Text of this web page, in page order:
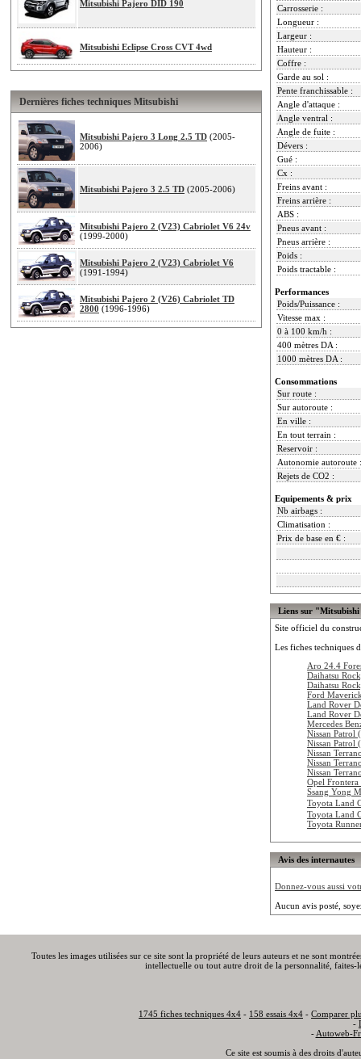
Mitsubishi Pajero DID 190
Mitsubishi Eclipse Cross CVT 4wd
Dernières fiches techniques Mitsubishi
Mitsubishi Pajero 3 Long 2.5 TD (2005-
2006)
Mitsubishi Pajero 3 2.5 TD (2005-2006)
Mitsubishi Pajero 2 (V23) Cabriolet V6 24v
(1999-2000)
Mitsubishi Pajero 2 (V23) Cabriolet V6
(1991-1994)
Mitsubishi Pajero 2 (V26) Cabriolet TD
2800 (1996-1996)
Carrosserie :
Longueur :
Largeur :
Hauteur :
Coffre :
Garde au sol :
Pente franchissable :
Angle d'attaque :
Angle ventral :
Angle de fuite :
Dévers :
Gué :
Cx :
Freins avant :
Freins arrière :
ABS :
Pneus avant :
Pneus arrière :
Poids :
Poids tractable :
Performances
Poids/Puissance :
Vitesse max :
0 à 100 km/h :
400 mètres DA :
1000 mètres DA :
Consommations
Sur route :
Sur autoroute :
En ville :
En tout terrain :
Reservoir :
Autonomie autoroute :
Rejets de CO2 :
Equipements & prix
Nb airbags :
Climatisation :
Prix de base en € :
Liens sur
Site officiel du
Les fiches techniques
Aro 24.4
Daihatsu
Daihatsu
Ford
Land Rover
Land Rover
Mercedes
Nissan Patrol
Nissan Patrol
Nissan
Nissan
Nissan
Opel
Ssang Yong
Toyota Land
Toyota Land
Toyota
Avis des internautes
Donnez-vous aussi
Aucun avis posté,
Toutes les images utilisées sur ce site sont la propriété de leurs auteurs et ne sont
intellectuelle ou tout autre droit de la personnalité,
1745 fiches techniques 4x4 - 158 essais 4x4 - Comparer
-
- Autoweb-
Ce site est soumis à des droits